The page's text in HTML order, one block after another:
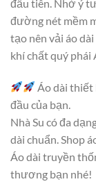
đầu tiên. Nhờ ý
đường nét mềm
tạo nên vải áo
khí chất quý
Áo dài thiết
đầu của bạn.
Nhà Su có đa
dài chuẩn. Shop
Áo dài truyền
thương bạn nhé!